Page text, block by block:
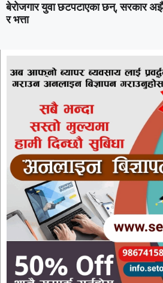
बेरोजगार युवा छटपटाएका छन्, सरकार
र भत्ता